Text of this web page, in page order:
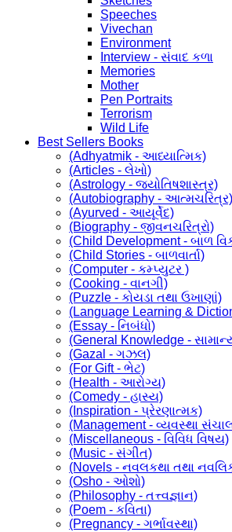
Speeches
Vivechan
Environment
Interview - સંવાદ કળા
Memories
Mother
Pen Portraits
Terrorism
Wild Life
Best Sellers Books
(Adhyatmik - આધ્યાત્મિક)
(Articles - લેખો)
(Astrology - જ્યોતિષશાસ્ત્ર)
(Autobiography - આત્મચરિત્ર)
(Ayurved - આયૂર્વેદ)
(Biography - જીવનચરિત્રો)
(Child Development - બાળ
(Child Stories - બાળવાર્તા)
(Computer - કમ્પ્યુટર )
(Cooking - વાનગી)
(Puzzle - કોયડા તથા ઉખાણાં)
(Language Learning &
(Essay - નિબંધો)
(General Knowledge -
(Gazal - ગઝલ)
(For Gift - ભેટ)
(Health - આરોગ્ય)
(Comedy - હાસ્ય)
(Inspiration - પ્રેરણાત્મક)
(Management - વ્યવસ્થા
(Miscellaneous - વિવિધ વિષય)
(Music - સંગીત)
(Novels - નવલકથા તથા
(Osho - ઓશો)
(Philosophy - તત્ત્વજ્ઞાન)
(Poem - કવિતા)
(Pregnancy - ગર્ભાવસ્થા)